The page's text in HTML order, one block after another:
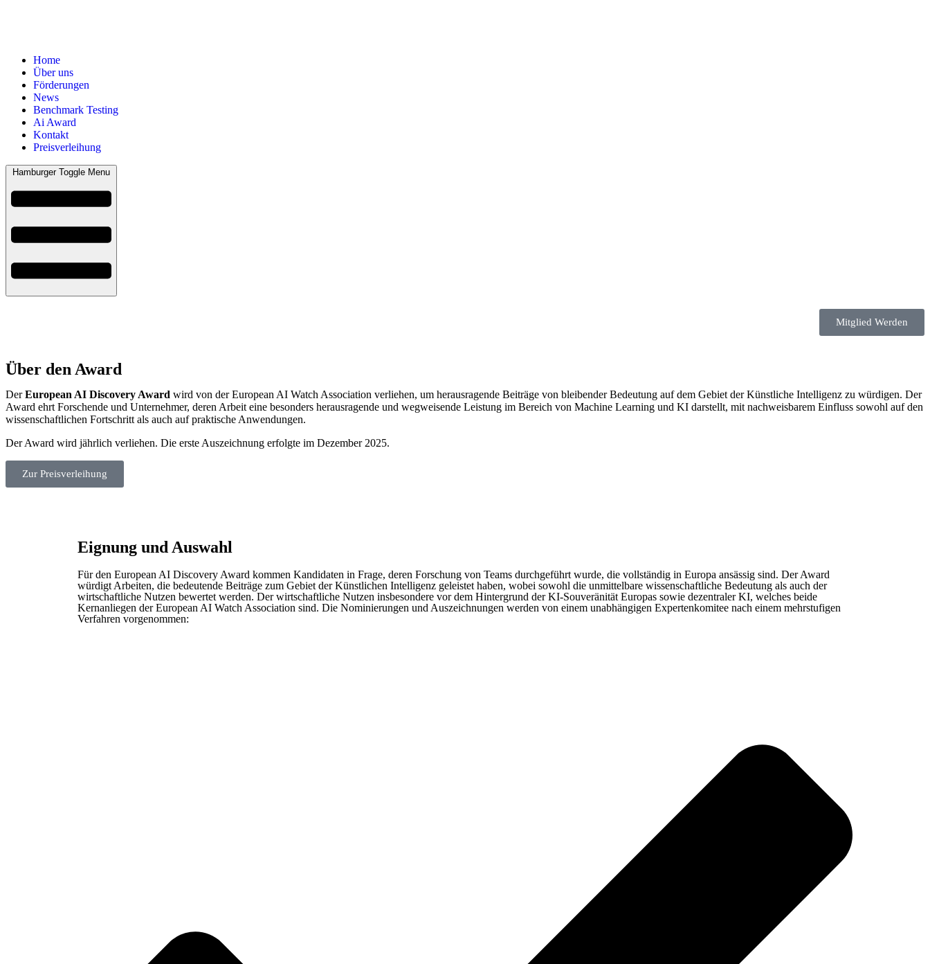
Home
Über uns
Förderungen
News
Benchmark Testing
Ai Award
Kontakt
Preisverleihung
Hamburger Toggle Menu
Mitglied Werden
Über den Award
DerEuropean AI Discovery Award wird von der European AI Watch Association verliehen, um herausragende Beiträge von bleibender Bedeutung auf dem Gebiet der Künstliche Intelligenz zu würdigen. Der
Award ehrt Forschende und Unternehmer, deren Arbeit eine besonders herausragende und wegweisende Leistung im Bereich von Machine Learning und KI darstellt, mit nachweisbarem Einfluss sowohl auf den
wissenschaftlichen Fortschritt als auch auf praktische Anwendungen.
Der Award wird jährlich verliehen. Die erste Auszeichnung erfolgte im Dezember 2025.
Zur Preisverleihung
Eignung und Auswahl
Für den European AI Discovery Award kommen Kandidaten in Frage, deren Forschung von Teams durchgeführt wurde, die vollständig in Europa ansässig sind. Der Award
würdigt Arbeiten, die bedeutende Beiträge zum Gebiet der Künstlichen Intelligenz geleistet haben, wobei sowohl die unmittelbare wissenschaftliche Bedeutung als auch der
wirtschaftliche Nutzen bewertet werden. Der wirtschaftliche Nutzen insbesondere vor dem Hintergrund der KI-Souveränität Europas sowie dezentraler KI, welches beide
Kernanliegen der European AI Watch Association sind. Die Nominierungen und Auszeichnungen werden von einem unabhängigen Expertenkomitee nach einem mehrstufigen
Verfahren vorgenommen: